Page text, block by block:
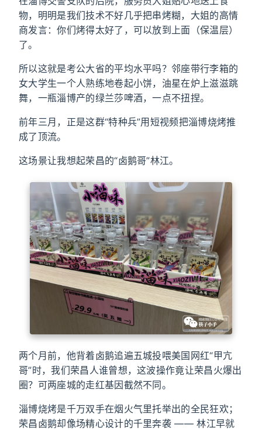
物，明明是我们技术不好几乎把串烤糊，大姐的高情
商发言：你们烤得太好了，可以放到上面（保温层）
了。
所以这就是考公大省的平均水平吗？邻座带行李箱的
女大学生一个人熟练地卷起小饼，油星在炉上滋滋跳
舞，一瓶淄博产的绿兰莎啤酒，一点不扭捏。
前年三月，正是这群“特种兵”用短视频把淄博烧烤推
成了顶流。
这场景让我想起荣昌的“卤鹅哥”林江。
两个月前，他背着卤鹅追遍五城投喂美国网红“甲亢
哥”时，我们荣昌人谁曾想，这波操作竟让荣昌火爆出
圈？可两座城的走红基因截然不同。
淄博烧烤是千万双手在烟火气里托举出的全民狂欢；
荣昌卤鹅却像场精心设计的千里奔袭 —— 林江早就